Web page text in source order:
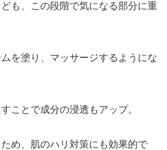
も、この段階で気になる部分に重
を塗り、マッサージするようにな
ことで成分の浸透もアップ。
め、肌のハリ対策にも効果的で